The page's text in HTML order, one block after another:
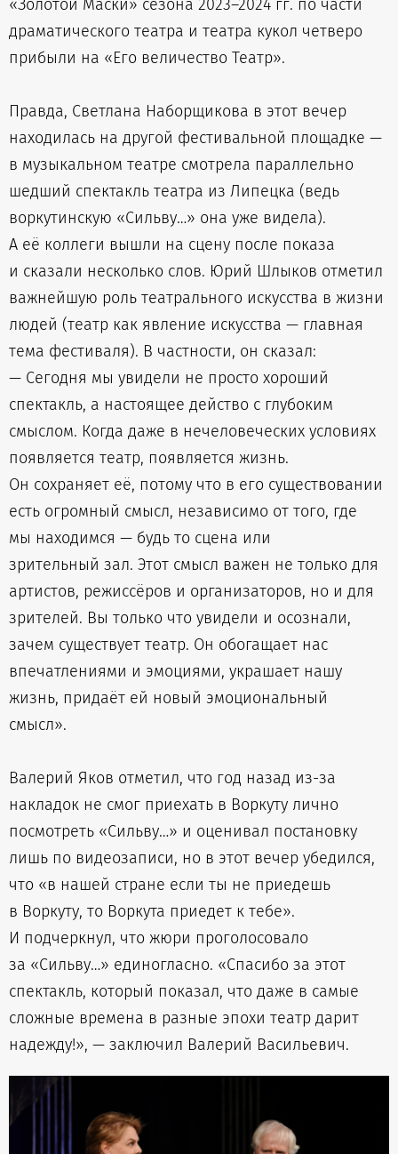
«Золотой Маски» сезона 2023–2024 гг. по части
драматического театра и театра кукол четверо
прибыли на «Его величество Театр».
Правда, Светлана Наборщикова в этот вечер
находилась на другой фестивальной площадке —
в музыкальном театре смотрела параллельно
шедший спектакль театра из Липецка (ведь
воркутинскую «Сильву…» она уже видела).
А её коллеги вышли на сцену после показа
и сказали несколько слов. Юрий Шлыков отметил
важнейшую роль театрального искусства в жизни
людей (театр как явление искусства — главная
тема фестиваля). В частности, он сказал:
— Сегодня мы увидели не просто хороший
спектакль, а настоящее действо с глубоким
смыслом. Когда даже в нечеловеческих условиях
появляется театр, появляется жизнь.
Он сохраняет её, потому что в его существовании
есть огромный смысл, независимо от того, где
мы находимся — будь то сцена или
зрительный зал. Этот смысл важен не только для
артистов, режиссёров и организаторов, но и для
зрителей. Вы только что увидели и осознали,
зачем существует театр. Он обогащает нас
впечатлениями и эмоциями, украшает нашу
жизнь, придаёт ей новый эмоциональный
смысл».
Валерий Яков отметил, что год назад из-за
накладок не смог приехать в Воркуту лично
посмотреть «Сильву…» и оценивал постановку
лишь по видеозаписи, но в этот вечер убедился,
что «в нашей стране если ты не приедешь
в Воркуту, то Воркута приедет к тебе».
И подчеркнул, что жюри проголосовало
за «Сильву…» единогласно. «Спасибо за этот
спектакль, который показал, что даже в самые
сложные времена в разные эпохи театр дарит
надежду!», — заключил Валерий Васильевич.